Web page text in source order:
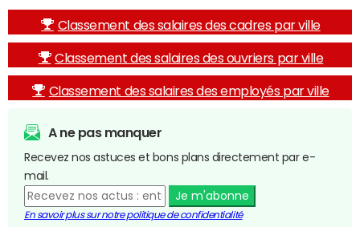
Classement des salaires des cadres par ville
Classement des salaires des ouvriers par ville
Classement des salaires des employés par ville
A ne pas manquer
Recevez nos astuces et bons plans directement par e-
mail.
Je m'abonne
En savoir plus sur notre politique de confidentialité